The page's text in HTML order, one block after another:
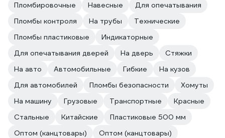
Пломбировочные
Навесные
Для опечатывания
Пломбы контроля
На трубы
Технические
Пломбы пластиковые
Индикаторные
Для опечатывания дверей
На дверь
Стяжки
На авто
Автомобильные Гибкие
На кузов
Для автомобилей
Пломбы безопасности
Хомуты
На машину
Грузовые Транспортные
Красные
Стальные
Китайские
Пластиковые 500 мм
Оптом (канцтовары)
Оптом (канцтовары)